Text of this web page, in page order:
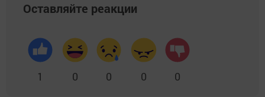
Оставляйте реакции
1 0 0 0 0